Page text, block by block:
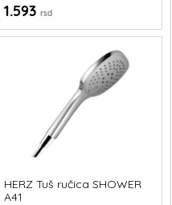
1.593 rsd
HERZ Tuš ručica SHOWER
A41